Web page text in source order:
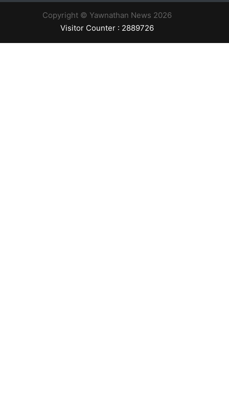
Copyright © Yawnathan News 2026
Visitor Counter : 2889726